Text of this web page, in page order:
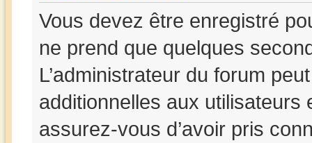
Vous devez être enregistré
ne prend que quelques
L’administrateur du forum
additionnelles aux utilisateurs
assurez-vous d’avoir pris